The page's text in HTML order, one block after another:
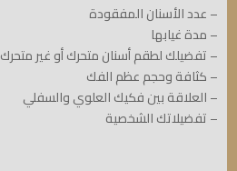
– عدد الأسنان المفقودة
– مدة غيابها
– تفضيلك لطقم أسنان متحرك أو غير متحرك
– كثافة وحجم عظم الفك
– العلاقة بين فكيك العلوي والسفلي
– تفضيلاتك الشخصية